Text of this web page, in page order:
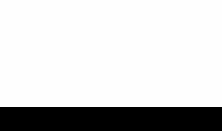
止駕駛攜帶槍枝，目前已經停止哈波使用App的權利，公司